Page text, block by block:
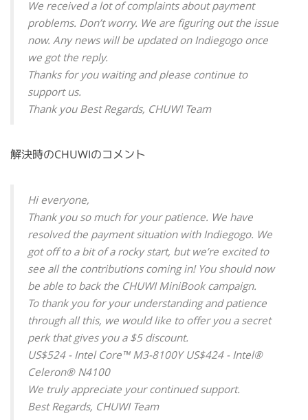
We received a lot of complaints about payment
problems. Don’t worry. We are figuring out the issue
now. Any news will be updated on Indiegogo once
we got the reply.
Thanks for you waiting and please continue to
support us.
Thank you Best Regards, CHUWI Team
解決時のCHUWIのコメント
Hi everyone,
Thank you so much for your patience. We have
resolved the payment situation with Indiegogo. We
got off to a bit of a rocky start, but we’re excited to
see all the contributions coming in! You should now
be able to back the CHUWI MiniBook campaign.
To thank you for your understanding and patience
through all this, we would like to offer you a secret
perk that gives you a $5 discount.
US$524 - Intel Core™ M3-8100Y US$424 - Intel®
Celeron® N4100
We truly appreciate your continued support.
Best Regards, CHUWI Team